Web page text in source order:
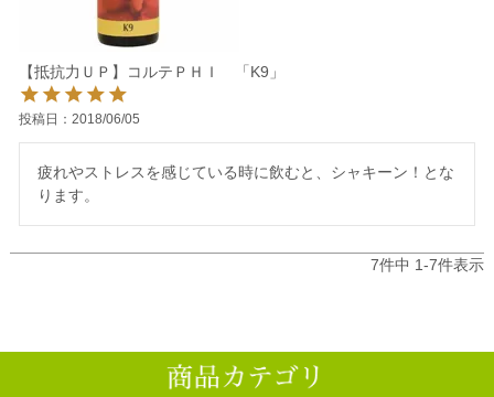
【抵抗力ＵＰ】コルテＰＨＩ 「K9」
投稿日 2018/06/05
疲れやストレスを感じている時に飲むと、シャキーン！とな
ります。
7件中 1-7件表示